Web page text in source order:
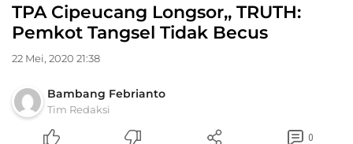
TPA Cipeucang Longsor,, TRUTH:
Pemkot Tangsel Tidak Becus
22 Mei, 2020 21:38
Bambang Febrianto
Tim Redaksi
0